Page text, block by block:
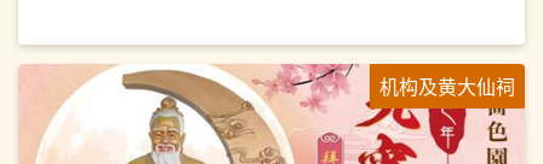
机构及黄大仙祠